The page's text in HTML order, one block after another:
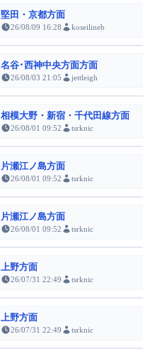
堅田・京都方面
26/08/09 16:28 koseilineb
名谷･西神中央方面方面
26/08/03 21:05 jettleigh
相模大野・新宿・千代田線方面
26/08/01 09:52 tsrknic
片瀬江ノ島方面
26/08/01 09:52 tsrknic
片瀬江ノ島方面
26/08/01 09:52 tsrknic
上野方面
26/07/31 22:49 tsrknic
上野方面
26/07/31 22:49 tsrknic